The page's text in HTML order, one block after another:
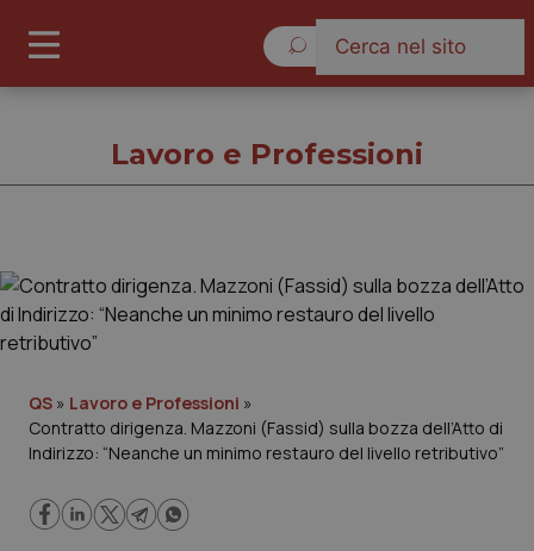
Cronache
Governo e Parlamento
Regioni e Asl
Lavoro e Professioni
Lavoro e Professioni
QS » Lavoro e Professioni »
Contratto dirigenza. Mazzoni (Fassid) sulla bozza dell’Atto di
Indirizzo: “Neanche un minimo restauro del livello retributivo”